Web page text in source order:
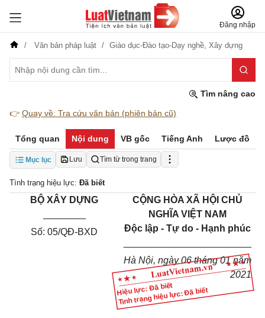
Đăng nhập
Văn bản pháp luật Giáo dục-Đào tạo-Dạy nghề, Xây dựng
Tìm nâng cao
👉 Quay về: Tra cứu văn bản (phiên bản cũ)
Tổng quan Nội dung VB gốc Tiếng Anh Lược đồ
Mục lục Lưu Tìm từ trong trang
Tình trạng hiệu lực: Đã biết
Hiệu lực: Đã biết
Tình trạng hiệu lực: Đã biết
BỘ XÂY DỰNG
Số: 05/QĐ-BXD
CỘNG HÒA XÃ HỘI CHỦ
NGHĨA VIỆT NAM
Độc lập - Tự do - Hạnh phúc
Hà Nội, ngày 06 tháng 01 năm
2021